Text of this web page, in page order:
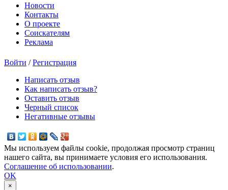
Новости
Контакты
О проекте
Соискателям
Реклама
Войти /Регистрация
Написать отзыв
Как написать отзыв?
Оставить отзыв
Черный список
Негативные отзывы
Мы используем файлы cookie, продолжая просмотр страниц
нашего сайта, вы принимаете условия его использования.
Соглашение об использовании.
OK
×